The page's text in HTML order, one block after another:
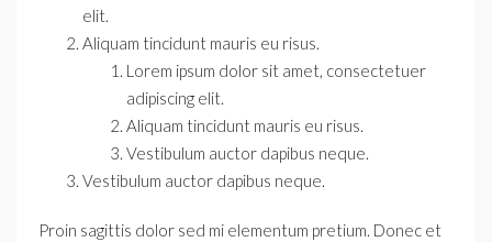
elit.
Aliquam tincidunt mauris eu risus.
Lorem ipsum dolor sit amet, consectetuer
adipiscing elit.
Aliquam tincidunt mauris eu risus.
Vestibulum auctor dapibus neque.
Vestibulum auctor dapibus neque.
Proin sagittis dolor sed mi elementum pretium. Donec et